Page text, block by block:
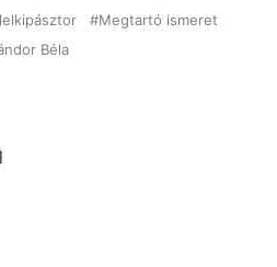
Megtartó ismeret
Béla